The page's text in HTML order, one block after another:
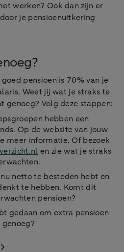
werken? Ook dan zijn er
je pensioenuitkering
pensioen is 70% van je
Weet jij wat je straks te
genoeg? Volg deze stappen:
hebben een
Op de website van jouw
meer informatie. Of bezoek
en zie wat je straks
netto te besteden hebt en
te hebben. Komt dit
pensioen?
gedaan om extra pensioen